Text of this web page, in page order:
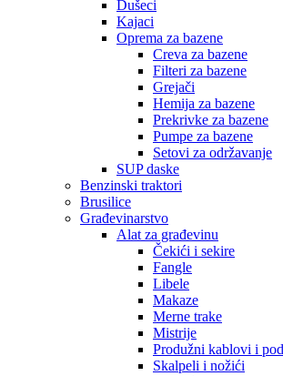
Dušeci
Kajaci
Oprema za bazene
Creva za bazene
Filteri za bazene
Grejači
Hemija za bazene
Prekrivke za bazene
Pumpe za bazene
Setovi za održavanje
SUP daske
Benzinski traktori
Brusilice
Građevinarstvo
Alat za građevinu
Čekići i sekire
Fangle
Libele
Makaze
Merne trake
Mistrije
Produžni kablovi i
Skalpeli i nožići